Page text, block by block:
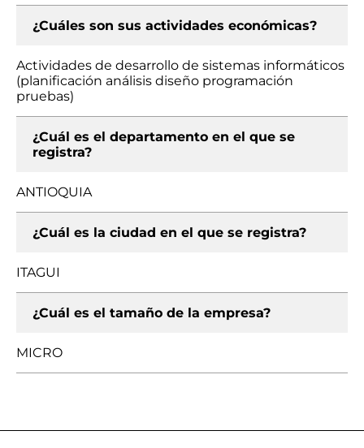
¿Cuáles son sus actividades económicas?
Actividades de desarrollo de sistemas informáticos
(planificación análisis diseño programación
pruebas)
¿Cuál es el departamento en el que se
registra?
ANTIOQUIA
¿Cuál es la ciudad en el que se registra?
ITAGUI
¿Cuál es el tamaño de la empresa?
MICRO